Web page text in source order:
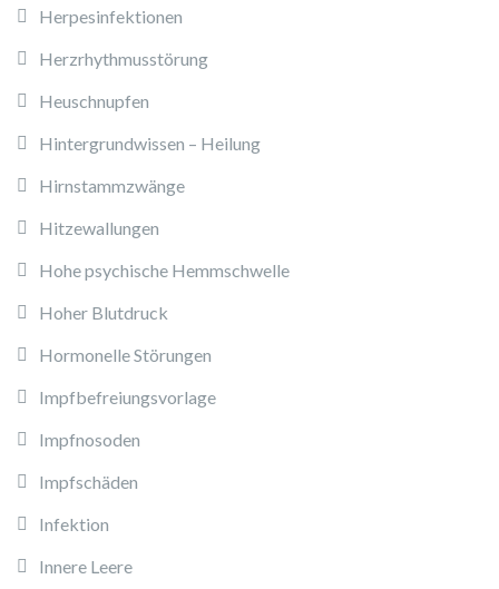
Herpesinfektionen
Herzrhythmusstörung
Heuschnupfen
Hintergrundwissen – Heilung
Hirnstammzwänge
Hitzewallungen
Hohe psychische Hemmschwelle
Hoher Blutdruck
Hormonelle Störungen
Impfbefreiungsvorlage
Impfnosoden
Impfschäden
Infektion
Innere Leere